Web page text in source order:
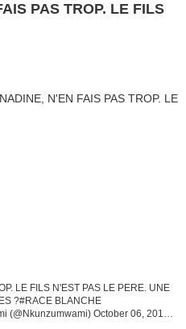
PAS TROP. LE FILS
LE FILS N'EST PAS LE PERE. UNE
?#RACE BLANCHE
(@Nkunzumwami) October 06, 2015